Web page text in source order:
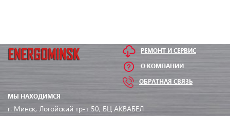
РЕМОНТ И СЕРВИС
О КОМПАНИИ
ОБРАТНАЯ СВЯЗЬ
МЫ НАХОДИМСЯ
г. Минск, Логойский тр-т 50, БЦ АКВАБЕЛ